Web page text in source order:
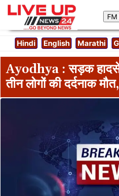
Hindi English Marathi
Ayodhya : सड़क हादसे
तीन लोगों की दर्दनाक